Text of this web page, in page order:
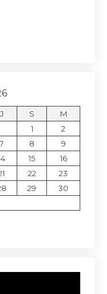
J S
M
1
2
7 8
9
15
16
22
23
29
30